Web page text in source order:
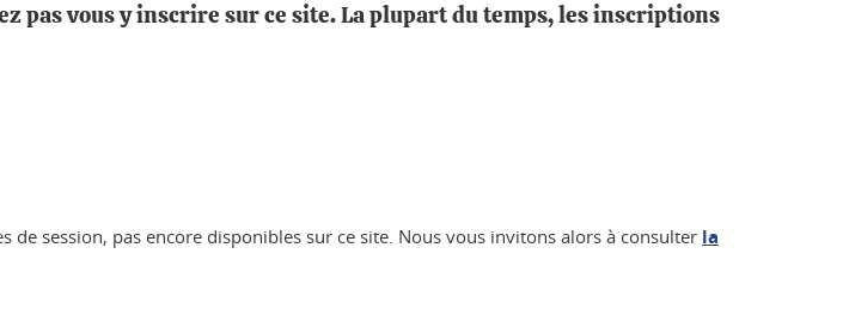
pas vous y inscrire sur ce site. La plupart du temps, les inscriptions
de session, pas encore disponibles sur ce site. Nous vous invitons alors à consulter la